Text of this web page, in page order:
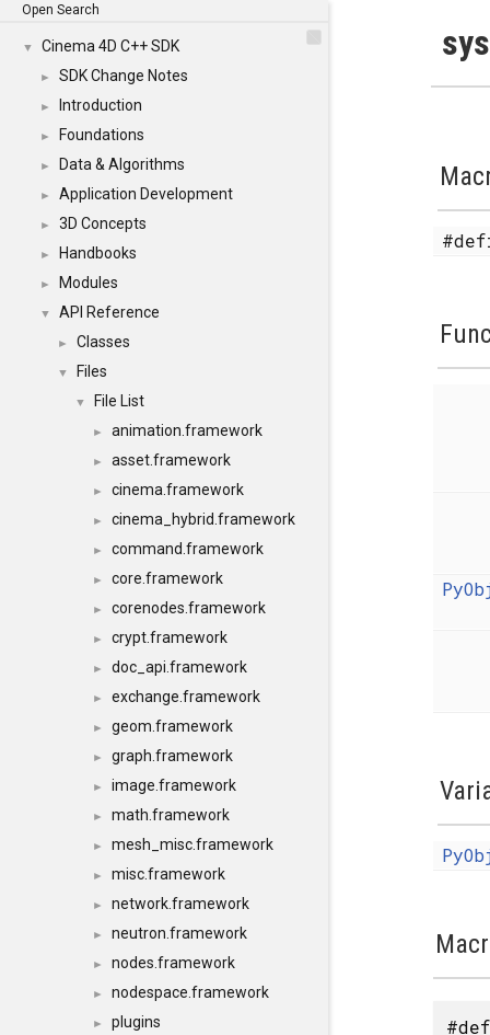
Open Search
▼ Cinema 4D C++ SDK
► SDK Change Notes
► Introduction
► Foundations
► Data & Algorithms
► Application Development
► 3D Concepts
► Handbooks
► Modules
▼ API Reference
► Classes
▼ Files
▼ File List
► animation.framework
► asset.framework
► cinema.framework
► cinema_hybrid.framework
► command.framework
► core.framework
► corenodes.framework
► crypt.framework
► doc_api.framework
► exchange.framework
► geom.framework
► graph.framework
► image.framework
► math.framework
► mesh_misc.framework
► misc.framework
► network.framework
► neutron.framework
► nodes.framework
► nodespace.framework
► plugins